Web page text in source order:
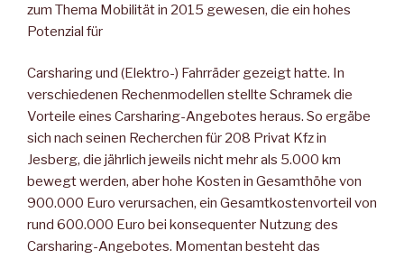
zum Thema Mobilität in 2015 gewesen, die ein hohes
Potenzial für
Carsharing und (Elektro-) Fahrräder gezeigt hatte. In
verschiedenen Rechenmodellen stellte Schramek die
Vorteile eines Carsharing-Angebotes heraus. So ergäbe
sich nach seinen Recherchen für 208 Privat Kfz in
Jesberg, die jährlich jeweils nicht mehr als 5.000 km
bewegt werden, aber hohe Kosten in Gesamthöhe von
900.000 Euro verursachen, ein Gesamtkostenvorteil von
rund 600.000 Euro bei konsequenter Nutzung des
Carsharing-Angebotes. Momentan besteht das